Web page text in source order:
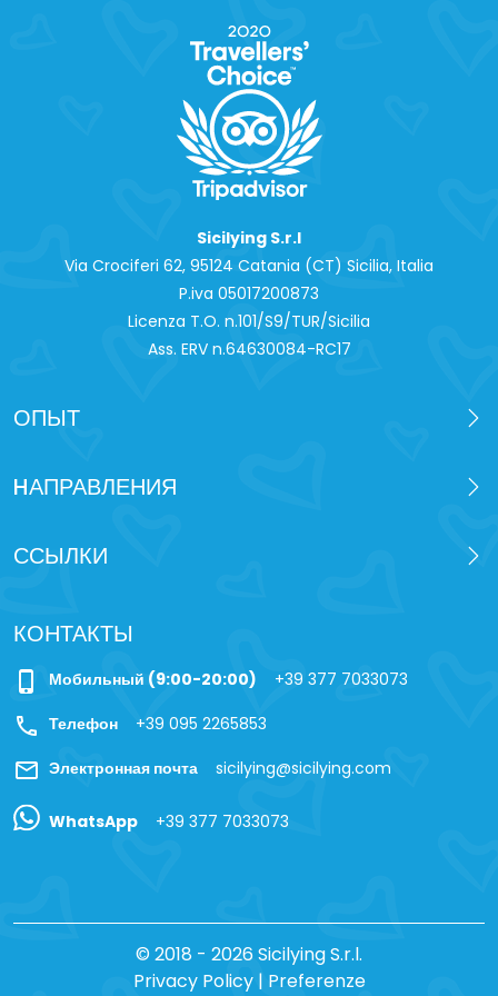
Sicilying S.r.l
Via Crociferi 62, 95124 Catania (CT) Sicilia, Italia
P.iva 0‍5017200873
Licenza T.O. n.101/S9/TUR/Sicilia
Ass. ERV n.64630084-RC17
ОПЫТ
HАПРАВЛЕНИЯ
ССЫЛКИ
КОНТАКТЫ
phone_iphone Мобильный (9:00-20:00) +39 377 7033073
call Телефон +39 095 2265853
mail Электронная почта sicilying@sicilying.com
WhatsApp +39 377 7033073
© 2018 - 2026 Sicilying S.r.l.
Privacy Policy| Preferenze